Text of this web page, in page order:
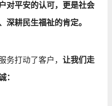
对平安的认可，更是社会
深耕民生福祉的肯定。
务打动了客户， 让我们走
：